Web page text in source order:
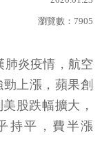
瀏覽數： 7905
肺炎疫情，航空
上漲，蘋果創
股跌幅擴大，
持平，費半漲